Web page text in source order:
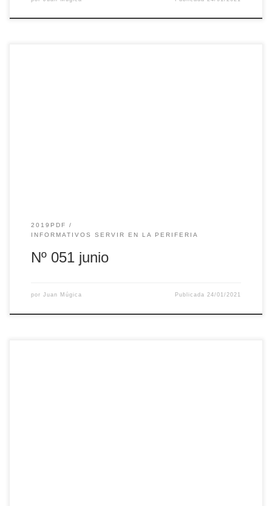
2019PDF
INFORMATIVOS SERVIR EN LA PERIFERIA
Nº 051 junio
por Juan Múgica Publicada24/01/2021